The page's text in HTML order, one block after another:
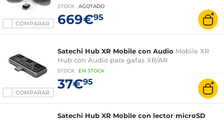
COMPARAR
STOCK : AGOTADO
669€95
COMPARAR
Satechi Hub XR Mobile con Audio Mobile XR
Hub con Audio para gafas XR/AR
STOCK : EN STOCK
37€95
Satechi Hub XR Mobile con lector microSD